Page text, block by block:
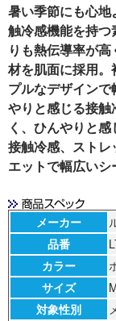
暑い季節にも心
触冷感機能を持
りも熱伝導率が
材を肌面に採用
プルなデザイン
やりと感じる接
く、ひんやりと
接触冷感、スト
エットで幅広いシ
メーカー
品番
カラー
サイズ
対象性別